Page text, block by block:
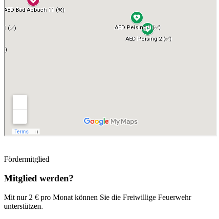
Fördermitglied
Mitglied werden?
Mit nur 2 € pro Monat können Sie die Freiwillige Feuerwehr
unterstützen.